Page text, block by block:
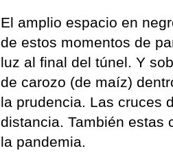
El amplio espacio en
de estos momentos de
luz al final del túnel. Y
de carozo (de maíz)
la prudencia. Las cruces
distancia. También estas
la pandemia.